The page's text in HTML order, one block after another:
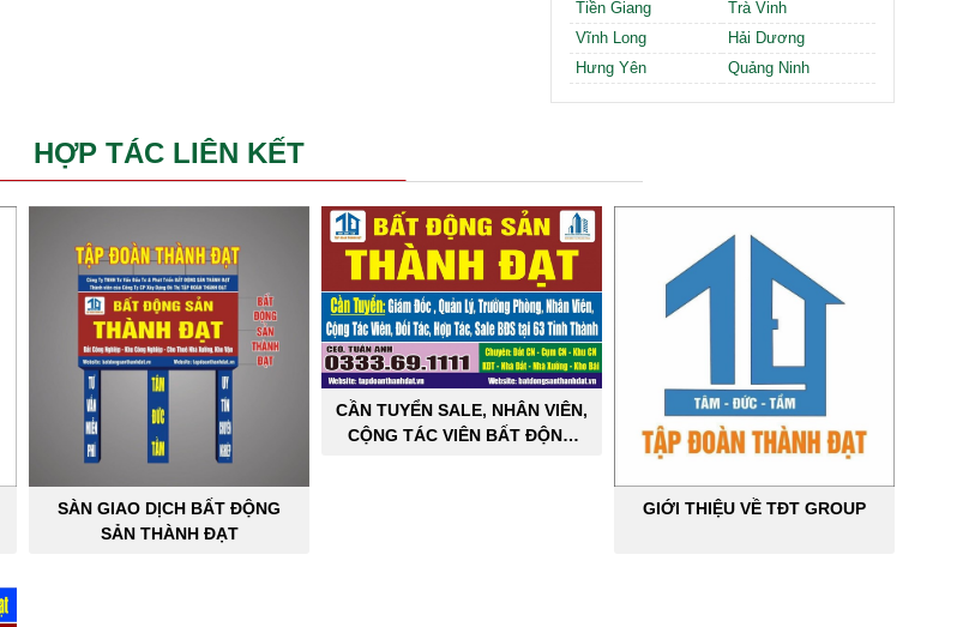
Tiền Giang
Trà Vinh
Vĩnh Long
Hải Dương
Hưng Yên
Quảng Ninh
HỢP TÁC LIÊN KẾT
SÀN GIAO DỊCH BẤT ĐỘNG
SẢN THÀNH ĐẠT
CẦN TUYỂN SALE, NHÂN VIÊN,
CỘNG TÁC VIÊN BẤT ĐỘNG
GIỚI THIỆU VỀ TĐT GROUP